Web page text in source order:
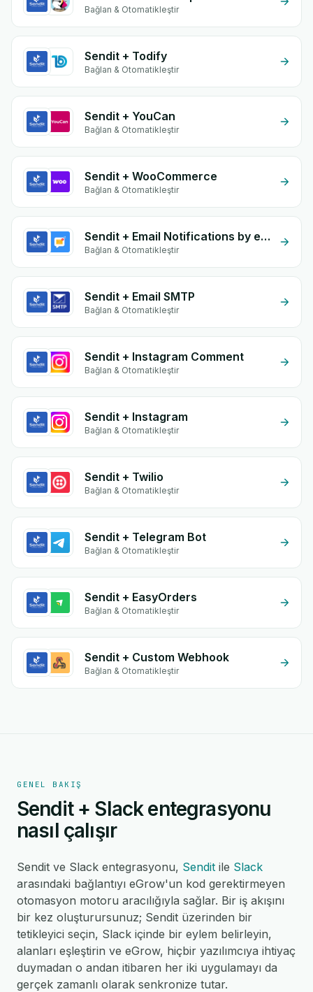
Bağlan & Otomatikleştir
Sendit + Todify
Bağlan & Otomatikleştir
Sendit + YouCan
Bağlan & Otomatikleştir
Sendit + WooCommerce
Bağlan & Otomatikleştir
Sendit + Email Notifications by eGrow
Bağlan & Otomatikleştir
Sendit + Email SMTP
Bağlan & Otomatikleştir
Sendit + Instagram Comment
Bağlan & Otomatikleştir
Sendit + Instagram
Bağlan & Otomatikleştir
Sendit + Twilio
Bağlan & Otomatikleştir
Sendit + Telegram Bot
Bağlan & Otomatikleştir
Sendit + EasyOrders
Bağlan & Otomatikleştir
Sendit + Custom Webhook
Bağlan & Otomatikleştir
GENEL BAKIŞ
Sendit + Slack entegrasyonu
nasıl çalışır
Sendit ve Slack entegrasyonu, Sendit ile Slack
arasındaki bağlantıyı eGrow'un kod gerektirmeyen
otomasyon motoru aracılığıyla sağlar. Bir iş akışını
bir kez oluşturursunuz; Sendit üzerinden bir
tetikleyici seçin, Slack içinde bir eylem belirleyin,
alanları eşleştirin ve eGrow, hiçbir yazılımcıya ihtiyaç
duymadan o andan itibaren her iki uygulamayı da
gerçek zamanlı olarak senkronize tutar.